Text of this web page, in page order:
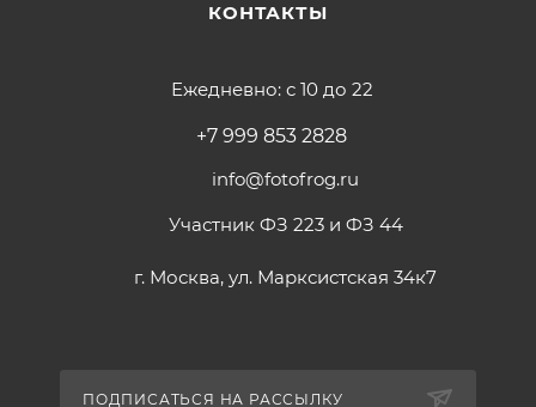
КОНТАКТЫ
Ежедневно: с 10 до 22
+7 999 853 2828
info@fotofrog.ru
Участник ФЗ 223 и ФЗ 44
г. Москва, ул. Марксистская 34к7
ПОДПИСАТЬСЯ НА РАССЫЛКУ